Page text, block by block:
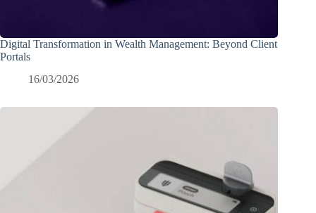
Digital Transformation in Wealth Management: Beyond Client
Portals
16/03/2026